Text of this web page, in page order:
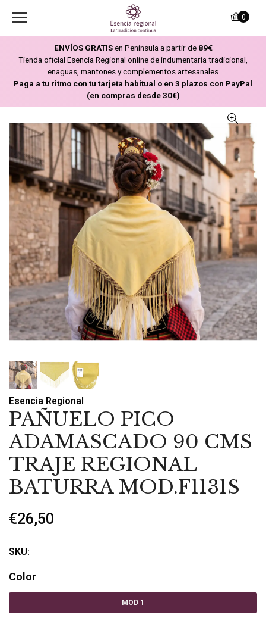
ENVÍOS GRATISen Península a partir de 89€
Tienda oficial Esencia Regional online de indumentaria tradicional,
enaguas, mantones y complementos artesanales
Paga a tu ritmo con tu tarjeta habitual o en 3 plazos con PayPal
(en compras desde 30€)
0
Esencia Regional
PAÑUELO PICO
ADAMASCADO 90 CMS
TRAJE REGIONAL
BATURRA MOD.F1131S
€26,50
SKU:
Color
MOD 1